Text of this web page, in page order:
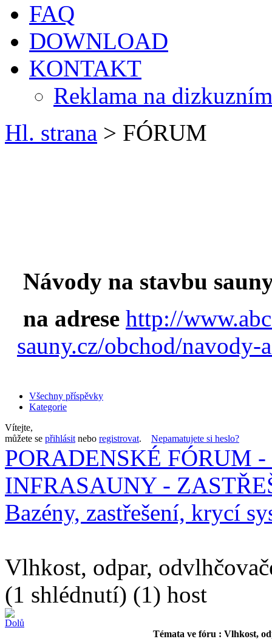
FAQ
DOWNLOAD
KONTAKT
Reklama na
Hl. strana > FÓRUM
Návody na stavbu
na adrese http://
sauny.cz/obchod/
Všechny příspěvky
Kategorie
Vítejte,
můžete se přihlásit nebo registrovat. Nepamatujete si heslo?
PORADENSKÉ FÓRUM
INFRASAUNY -
Bazény, zastřešení, krycí
Vlhkost, odpar,
(1 shlédnutí) (1) host
Témata ve fóru : Vlhkost,